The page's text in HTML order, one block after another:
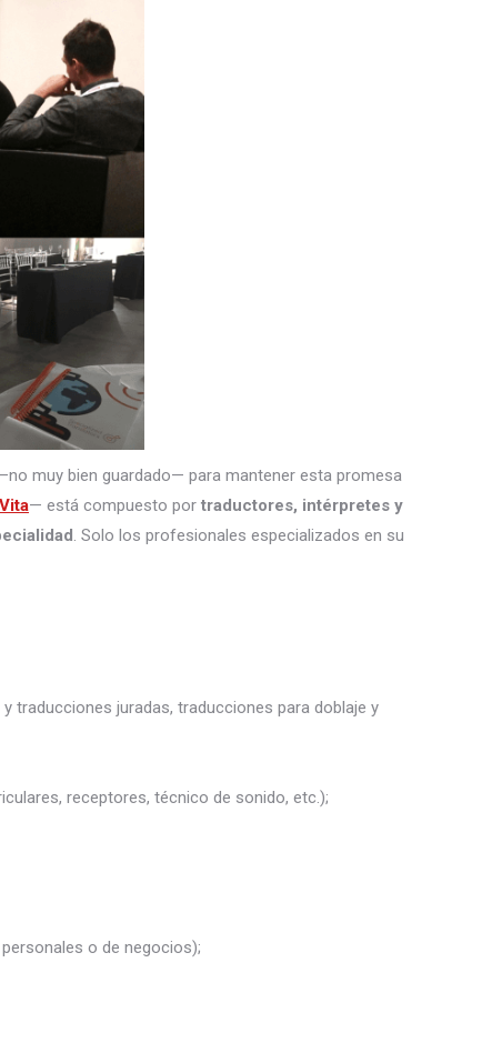
muy bien guardado— para mantener esta promesa
— está compuesto por traductores, intérpretes y
. Solo los profesionales especializados en su
traducciones juradas, traducciones para doblaje y
receptores, técnico de sonido, etc.);
o de negocios);